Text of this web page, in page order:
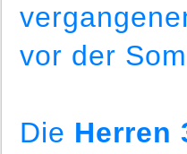
vor der
Die Herren